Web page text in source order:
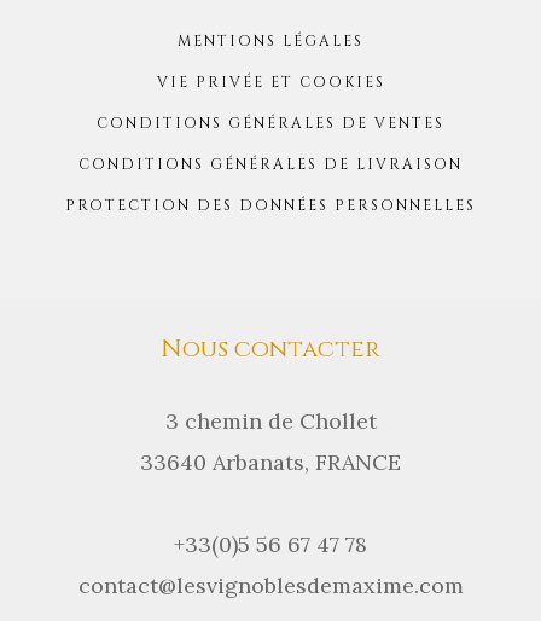
MENTIONS LÉGALES
VIE PRIVÉE ET COOKIES
CONDITIONS GÉNÉRALES DE VENTES
CONDITIONS GÉNÉRALES DE LIVRAISON
PROTECTION DES DONNÉES PERSONNELLES
Nous contacter
3 chemin de Chollet
33640 Arbanats, FRANCE
+33(0)5 56 67 47 78
contact@lesvignoblesdemaxime.com